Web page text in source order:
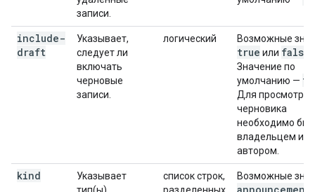
записи.
include-
draft
Указывает,
следует ли
включать
черновые
записи.
логический Возможные
true или false
Значение по
умолчанию —
Для просмотра
черновика
необходимо
владельцем или
автором.
kind
Указывает
список строк,
Возможные